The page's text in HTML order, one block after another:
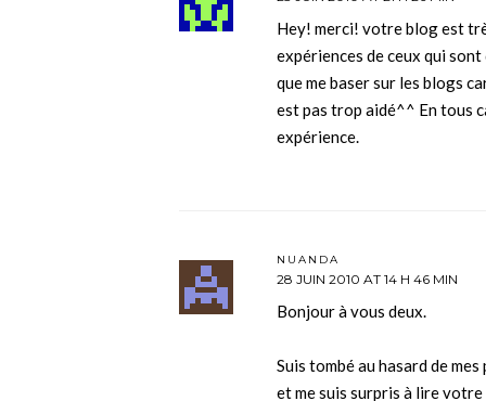
Hey! merci! votre blog est
expériences de ceux qui
que me baser sur les blogs
est pas trop aidé^^ En tous
expérience.
NUANDA
28 JUIN 2010 AT 14 H 46 MIN
Bonjour à vous deux.
Suis tombé au hasard de
et me suis surpris à lire